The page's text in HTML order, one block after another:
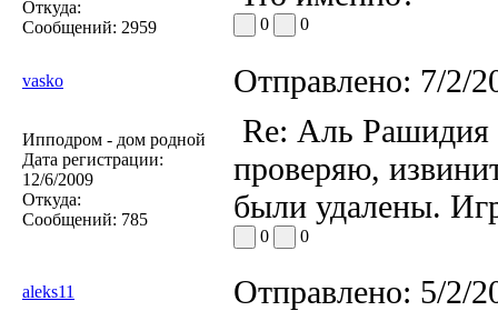
Откуда:
Сообщений: 2959 0 0
vasko Отправлено: 7/2/
Ипподром - дом родной
Дата регистрации:
12/6/2009
Откуда:
Сообщений: 785
Re: Аль Рашидия
проверяю,
были удалены.
0 0
aleks11 Отправлено: 5/2/